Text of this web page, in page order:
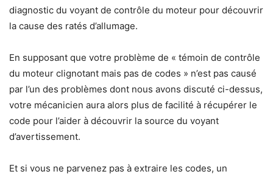
diagnostic du voyant de contrôle du moteur pour découvrir
la cause des ratés d’allumage.
En supposant que votre problème de « témoin de contrôle
du moteur clignotant mais pas de codes » n’est pas causé
par l’un des problèmes dont nous avons discuté ci-dessus,
votre mécanicien aura alors plus de facilité à récupérer le
code pour l’aider à découvrir la source du voyant
d’avertissement.
Et si vous ne parvenez pas à extraire les codes, un